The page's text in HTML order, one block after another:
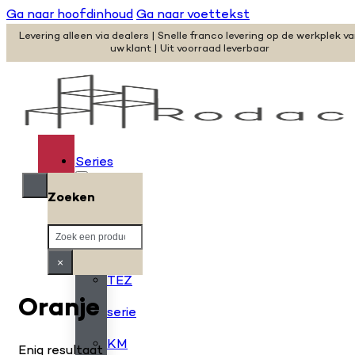
Ga naar hoofdinhoudGa naar voettekst
Levering alleen via dealers | Snelle franco levering op de werkplek
uw klant | Uit voorraad leverbaar
Series
serie
TEZ
serie
KM
Zoeken
Zoeken
×
Oranje
Enig resultaat